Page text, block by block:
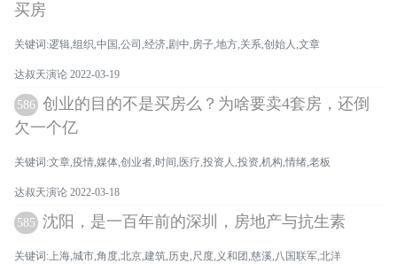
买房
关键词:逻辑,组织,中国,公司,经济,剧中,房子,地方,关系,创始人,文章
达叔天演论 2022-03-19
586 创业的目的不是买房么？为啥要卖4套房，还倒
欠一个亿
关键词:文章,疫情,媒体,创业者,时间,医疗,投资人,投资,机构,情绪,老板
达叔天演论 2022-03-18
585 沈阳，是一百年前的深圳，房地产与抗生素
关键词:上海,城市,角度,北京,建筑,历史,尺度,义和团,慈溪,八国联军,北洋